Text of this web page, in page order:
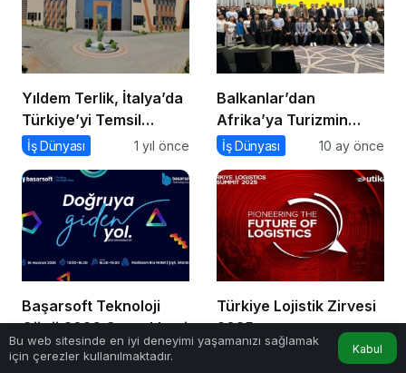
Yıldem Terlik, İtalya’da
Türkiye’yi Temsil
Edecek Gaziantepli
en prestijli fuarında
boy gösterecek
İş Dünyası 1 yıl önce
Balkanlar’dan
Afrika’ya Turizmin
Nabzı Uzakrota
İş Dünyası 10 ay önce
Başarsoft Teknoloji
Günü 2026 Gerçekleşti
İş Dünyası 2 ay önce
Türkiye Lojistik Zirvesi
2025
9 ay önce
Bu web sitesinde en iyi deneyimi yaşamanızı sağlamak
için çerezler kullanılmaktadır.
Kabul